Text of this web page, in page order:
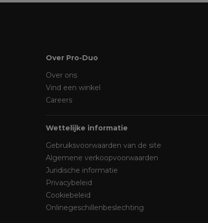
Over Pro-Duo
Over ons
Vind een winkel
Careers
Wettelijke informatie
Gebruiksvoorwaarden van de site
Algemene verkoopvoorwaarden
Juridische informatie
Privacybeleid
Cookiebeleid
Onlinegeschillenbeslechting